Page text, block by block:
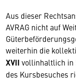
Aus dieser
AVRAG nicht auf
weiterhin die
XVII vollinhaltlich in
des Kursbesuches